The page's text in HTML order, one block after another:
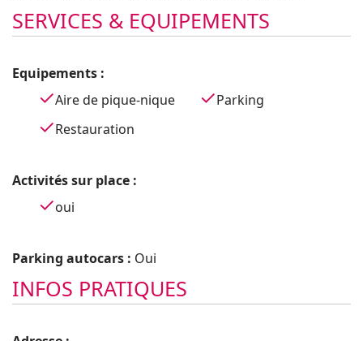
SERVICES & EQUIPEMENTS
Equipements :
Aire de pique-nique
Parking
Restauration
Activités sur place :
oui
Parking autocars : Oui
INFOS PRATIQUES